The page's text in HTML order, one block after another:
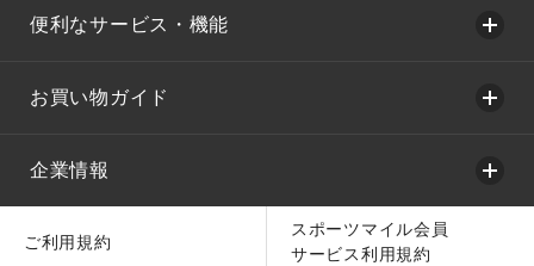
便利なサービス・機能
お買い物ガイド
企業情報
ご利用規約
スポーツマイル会員
サービス利用規約